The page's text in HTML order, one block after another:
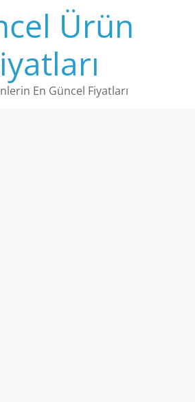
Ürün
En Güncel Fiyatları